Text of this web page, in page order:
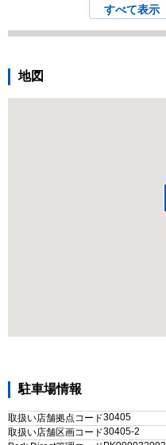
場合があります。
すべて表示
地図
駐車場情報
取扱い店舗拠点コード30405
取扱い店舗区画コード30405-2